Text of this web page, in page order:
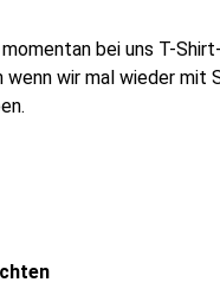
bei uns T-
wenn wir mal wieder mit